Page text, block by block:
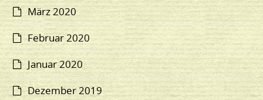
März 2020
Februar 2020
Januar 2020
Dezember 2019